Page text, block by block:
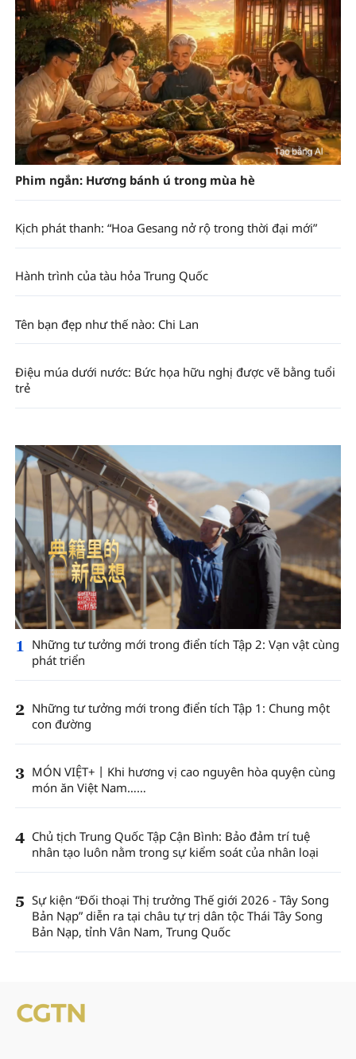
Phim ngắn: Hương bánh ú trong mùa hè
Kịch phát thanh: “Hoa Gesang nở rộ trong thời đại mới”
Hành trình của tàu hỏa Trung Quốc
Tên bạn đẹp như thế nào: Chi Lan
Điệu múa dưới nước: Bức họa hữu nghị được vẽ bằng tuổi
trẻ
1
Những tư tưởng mới trong điển tích Tập 2: Vạn vật cùng
phát triển
2 Những tư tưởng mới trong điển tích Tập 1: Chung một
con đường
3 MÓN VIỆT+丨Khi hương vị cao nguyên hòa quyện cùng
món ăn Việt Nam……
4 Chủ tịch Trung Quốc Tập Cận Bình: Bảo đảm trí tuệ
nhân tạo luôn nằm trong sự kiểm soát của nhân loại
5 Sự kiện “Đối thoại Thị trưởng Thế giới 2026 - Tây Song
Bản Nạp” diễn ra tại châu tự trị dân tộc Thái Tây Song
Bản Nạp, tỉnh Vân Nam, Trung Quốc